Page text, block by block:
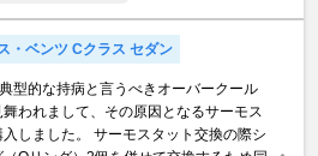
・ベンツ Cクラス セダン
型的な持病と言うべきオーバークール
舞われまして、その原因となるサーモス
入しました。 サーモスタット交換の際シ